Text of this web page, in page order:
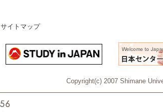
サイトマップ
Copyright(c) 2007 Shimane